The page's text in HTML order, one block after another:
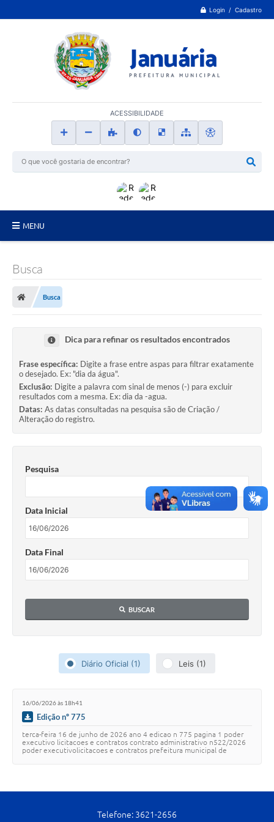
Login / Cadastro
ACESSIBILIDADE
MENU
Secretarias
Editais
Transparência Pública
Contratos
Carta de Serviços
Turismo
Legislação
Telefones Úteis
Cavernas do Peruaçu
Notícias
Links
Serviços Online
Busca
Busca
Dica para refinar os resultados encontrados
Frase específica: Digite a frase entre aspas para filtrar exatamente
o desejado. Ex: "dia da água".
Exclusão: Digite a palavra com sinal de menos (-) para excluir
resultados com a mesma. Ex: dia da -agua.
Datas: As datas consultadas na pesquisa são de Criação /
Alteração do registro.
Pesquisa
Data Inicial
Data Final
BUSCAR
Diário Oficial (1) Leis (1)
16/06/2026 às 18h41
Edição nº 775
terca-feira 16 de junho de 2026 ano 4 edicao n 775 pagina 1 poder
executivo licitacoes e contratos contrato administrativo n522/2026
poder executivolicitacoes e contratos prefeitura municipal de
Telefone: 3621-2656